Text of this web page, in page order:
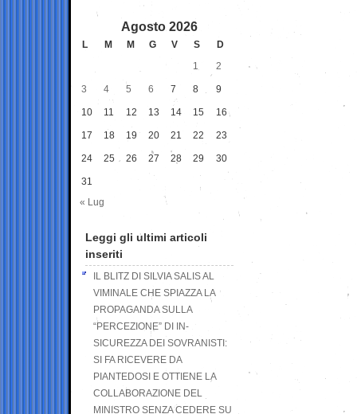
Agosto 2026
L M M G V S
D
1
2
3 4 5 6 7 8 9
10 11 12 13 14 15 16
17 18 19 20 21 22 23
24 25 26 27 28 29 30
31
« Lug
Leggi gli ultimi articoli
inseriti
IL BLITZ DI SILVIA SALIS AL
VIMINALE CHE SPIAZZA LA
PROPAGANDA SULLA
“PERCEZIONE” DI IN-
SICUREZZA DEI SOVRANISTI:
SI FA RICEVERE DA
PIANTEDOSI E OTTIENE LA
COLLABORAZIONE DEL
MINISTRO SENZA CEDERE SU